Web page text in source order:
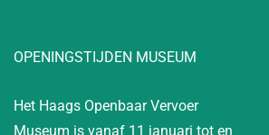
OPENINGSTIJDEN MUSEUM
Het Haags Openbaar Vervoer
Museum is vanaf 11 januari tot en